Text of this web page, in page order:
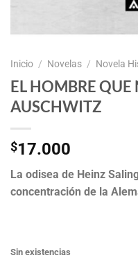
Inicio / Novelas / Novela
EL HOMBRE
AUSCHWITZ
$17.000
La odisea de Heinz
concentración de la
Sin existencias